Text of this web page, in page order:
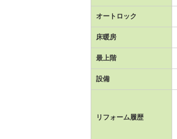
オートロック
床暖房
最上階
設備
リフォーム履歴